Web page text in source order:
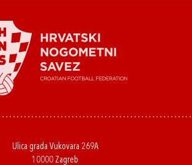
Ulica grada Vukovara 269A
10000 Zagreb